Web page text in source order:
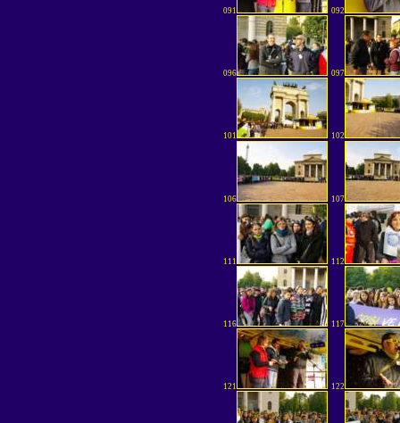
091 092
096 097
101 102
106 107
111 112
116 117
121 122